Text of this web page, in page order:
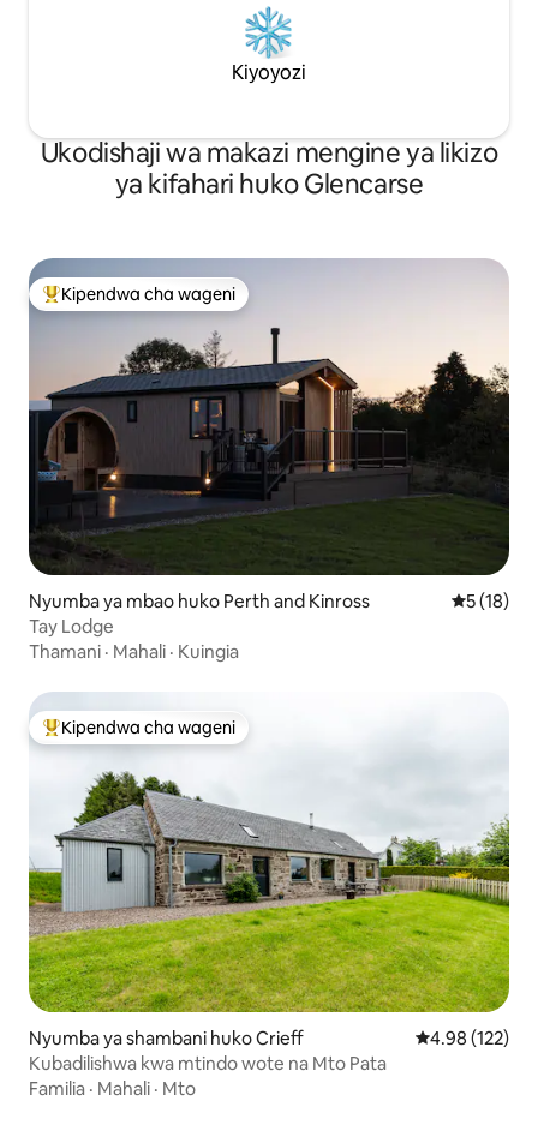
Kiyoyozi
Ukodishaji wa makazi mengine ya likizo
ya kifahari huko Glencarse
Kipendwa maarufu cha wageni
Kipendwa cha wageni
Nyumba ya mbao huko Perth and Kinross Ukadiriaji
5 (18)
Tay Lodge
Thamani · Mahali · Kuingia
Kipendwa maarufu cha wageni
Kipendwa cha wageni
Nyumba ya shambani huko Crieff Ukadiriaji wa
4.98 (122)
Kubadilishwa kwa mtindo wote na Mto Pata
Familia · Mahali · Mto